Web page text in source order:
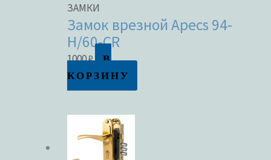
ЗАМКИ
Замок врезной Apecs 94-
H/60-CR
1000₽
В
КОРЗИНУ